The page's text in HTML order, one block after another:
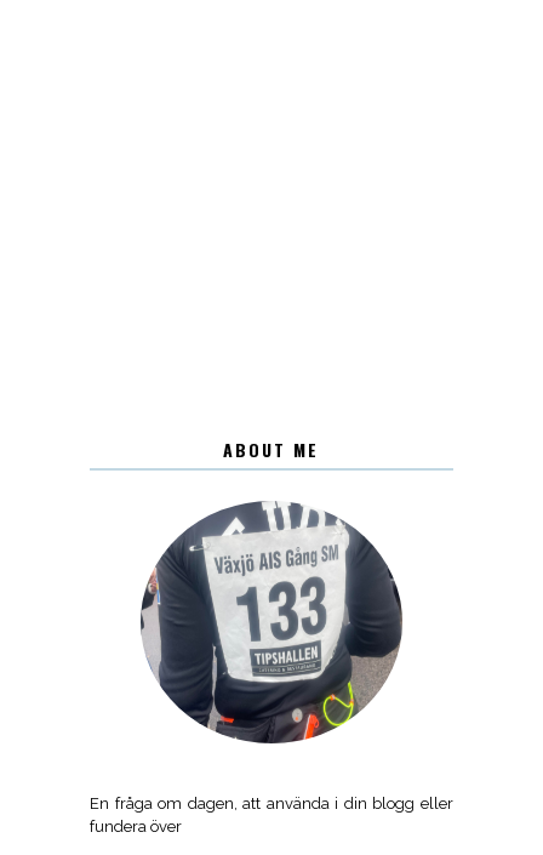
ABOUT ME
En fråga om dagen, att använda i din blogg eller
fundera över